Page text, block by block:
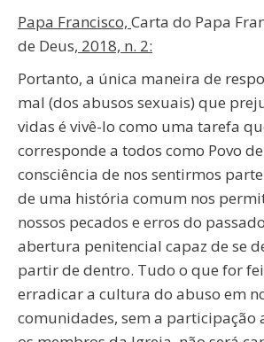
Papa Francisco, Carta do Papa
de Deus, 2018, n. 2:
Portanto, a única maneira de
mal (dos abusos sexuais) que
vidas é vivê-lo como uma tarefa
corresponde a todos como Povo de
consciência de nos sentirmos
de uma história comum nos
nossos pecados e erros do
abertura penitencial capaz de se
partir de dentro. Tudo o que for
erradicar a cultura do abuso em
comunidades, sem a participação